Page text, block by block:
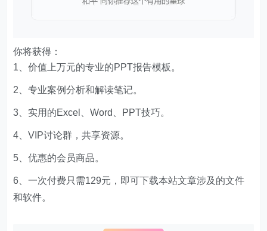
你将获得：
1、价值上万元的专业的PPT报告模板。
2、专业案例分析和解读笔记。
3、实用的Excel、Word、PPT技巧。
4、VIP讨论群，共享资源。
5、优惠的会员商品。
6、一次付费只需129元，即可下载本站文章涉及的文件
和软件。